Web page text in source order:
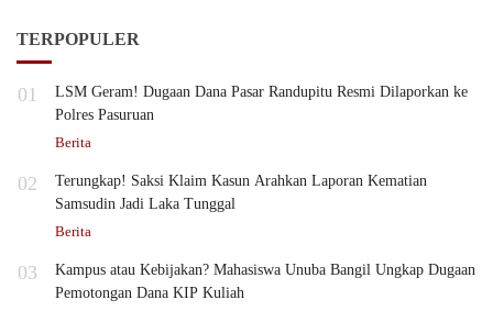
TERPOPULER
01
LSM Geram! Dugaan Dana Pasar Randupitu Resmi Dilaporkan ke
Polres Pasuruan
Berita
02
Terungkap! Saksi Klaim Kasun Arahkan Laporan Kematian
Samsudin Jadi Laka Tunggal
Berita
03
Kampus atau Kebijakan? Mahasiswa Unuba Bangil Ungkap Dugaan
Pemotongan Dana KIP Kuliah